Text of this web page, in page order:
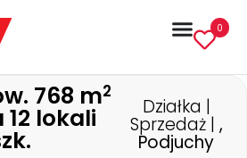
0
768 m2
lokali Działka |
Sprzedaż | ,
Podjuchy